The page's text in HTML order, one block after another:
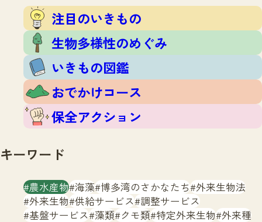
文字サイズ 小 中 大
注目のいきもの
生物多様性のめぐみ
いきもの図鑑
おでかけコース
保全アクション
いきもの調査隊
調査レポート
調査レポートTOP
調査結果
ふくおかいきものマップ
マッチング
マッチングTOP
掲載申し込みフォーム
お問合せ
注目のいきもの
生物多様性のめぐみ
いきもの図鑑
おでかけコース
保全アクション
キーワード
農水産物 海藻 博多湾のさかなたち 外来生物法
外来生物 供給サービス 調整サービス
基盤サービス 藻類 クモ類 特定外来生物 外来種